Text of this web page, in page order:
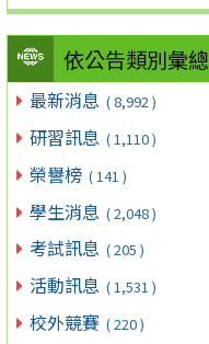
依公告類別彙總
最新消息 ( 8,992 )
研習訊息 ( 1,110 )
榮譽榜 ( 141 )
學生消息 ( 2,048 )
考試訊息 ( 205 )
活動訊息 ( 1,531 )
校外競賽 ( 220 )